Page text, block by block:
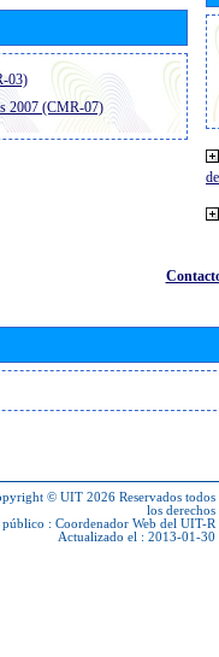
03)
2007 (CMR-07)
© UIT 2026 Reservados todos
los derechos
público : Coordenador Web del UIT-R
Actualizado el : 2013-01-30